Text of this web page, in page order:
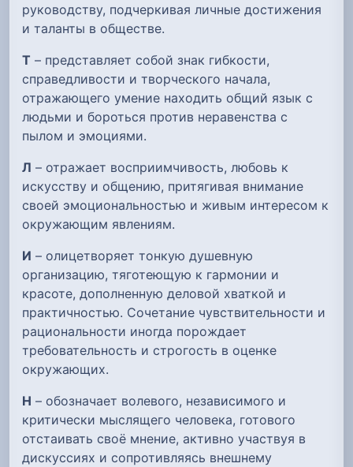
руководству, подчеркивая личные достижения
и таланты в обществе.
Т – представляет собой знак гибкости,
справедливости и творческого начала,
отражающего умение находить общий язык с
людьми и бороться против неравенства с
пылом и эмоциями.
Л – отражает восприимчивость, любовь к
искусству и общению, притягивая внимание
своей эмоциональностью и живым интересом к
окружающим явлениям.
И – олицетворяет тонкую душевную
организацию, тяготеющую к гармонии и
красоте, дополненную деловой хваткой и
практичностью. Сочетание чувствительности и
рациональности иногда порождает
требовательность и строгость в оценке
окружающих.
Н – обозначает волевого, независимого и
критически мыслящего человека, готового
отстаивать своё мнение, активно участвуя в
дискуссиях и сопротивляясь внешнему